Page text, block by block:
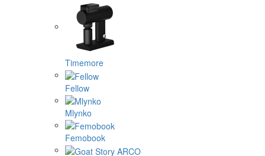
Timemore
Fellow
Mlynko
Femobook